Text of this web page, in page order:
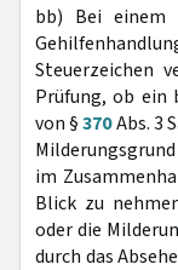
bb) Bei einem
Steuerzeichen
Prüfung, ob ein
von §370Abs. 3
im
Blick zu
oder die
durch das